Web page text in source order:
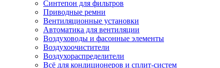
Синтепон для фильтров
Приводные ремни
Вентиляционные установки
Автоматика для вентиляции
Воздуховоды и фасонные элементы
Воздухоочистители
Воздухораспределители
Всё для кондиционеров и сплит-систем